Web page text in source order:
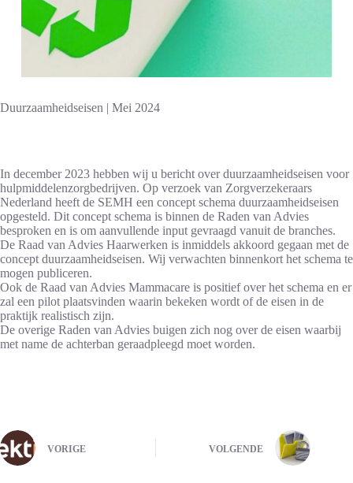
Duurzaamheidseisen | Mei 2024
In december 2023 hebben wij u bericht over duurzaamheidseisen voor
hulpmiddelenzorgbedrijven. Op verzoek van Zorgverzekeraars
Nederland heeft de SEMH een concept schema duurzaamheidseisen
opgesteld. Dit concept schema is binnen de Raden van Advies
besproken en is om aanvullende input gevraagd vanuit de branches.
De Raad van Advies Haarwerken is inmiddels akkoord gegaan met de
concept duurzaamheidseisen. Wij verwachten binnenkort het schema te
mogen publiceren.
Ook de Raad van Advies Mammacare is positief over het schema en er
zal een pilot plaatsvinden waarin bekeken wordt of de eisen in de
praktijk realistisch zijn.
De overige Raden van Advies buigen zich nog over de eisen waarbij
met name de achterban geraadpleegd moet worden.
VORIGE VOLGENDE